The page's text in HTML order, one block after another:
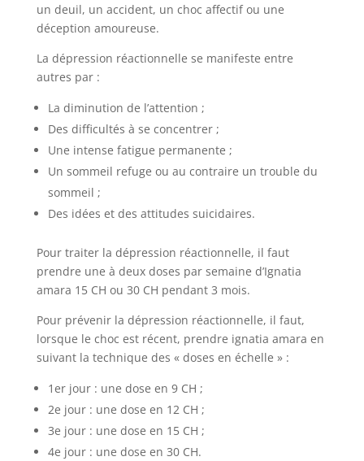
un deuil, un accident, un choc affectif ou une
déception amoureuse.
La dépression réactionnelle se manifeste entre
autres par :
La diminution de l’attention ;
Des difficultés à se concentrer ;
Une intense fatigue permanente ;
Un sommeil refuge ou au contraire un trouble du
sommeil ;
Des idées et des attitudes suicidaires.
Pour traiter la dépression réactionnelle, il faut
prendre une à deux doses par semaine d’Ignatia
amara 15 CH ou 30 CH pendant 3 mois.
Pour prévenir la dépression réactionnelle, il faut,
lorsque le choc est récent, prendre ignatia amara en
suivant la technique des « doses en échelle » :
1er jour : une dose en 9 CH ;
2e jour : une dose en 12 CH ;
3e jour : une dose en 15 CH ;
4e jour : une dose en 30 CH.